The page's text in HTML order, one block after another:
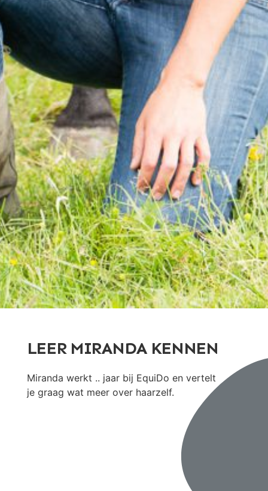
LEER MIRANDA KENNEN
Miranda werkt .. jaar bij EquiDo en vertelt
je graag wat meer over haarzelf.